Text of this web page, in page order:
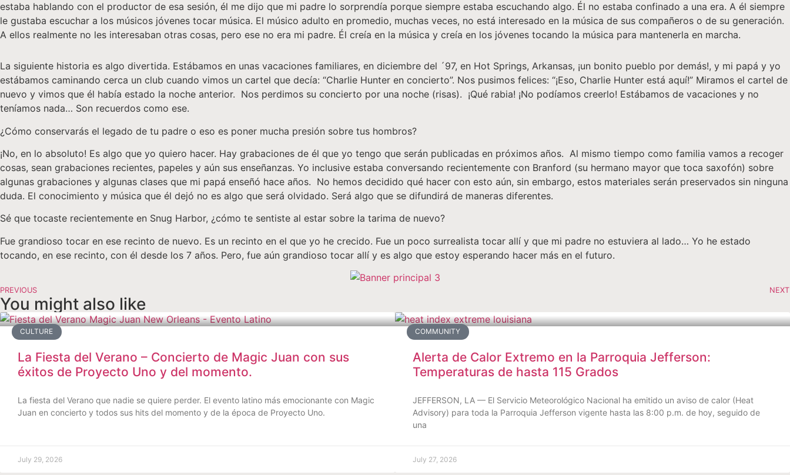
estaba hablando con el productor de esa sesión, él me dijo que mi padre lo sorprendía porque siempre estaba escuchando algo. Él no estaba confinado a una era. A él siempre
le gustaba escuchar a los músicos jóvenes tocar música. El músico adulto en promedio, muchas veces, no está interesado en la música de sus compañeros o de su generación.
A ellos realmente no les interesaban otras cosas, pero ese no era mi padre. Él creía en la música y creía en los jóvenes tocando la música para mantenerla en marcha.
La siguiente historia es algo divertida. Estábamos en unas vacaciones familiares, en diciembre del ´97, en Hot Springs, Arkansas, ¡un bonito pueblo por demás!, y mi papá y yo
estábamos caminando cerca un club cuando vimos un cartel que decía: “Charlie Hunter en concierto”. Nos pusimos felices: “¡Eso, Charlie Hunter está aquí!” Miramos el cartel de
nuevo y vimos que él había estado la noche anterior. Nos perdimos su concierto por una noche (risas). ¡Qué rabia! ¡No podíamos creerlo! Estábamos de vacaciones y no
teníamos nada… Son recuerdos como ese.
¿Cómo conservarás el legado de tu padre o eso es poner mucha presión sobre tus hombros?
¡No, en lo absoluto! Es algo que yo quiero hacer. Hay grabaciones de él que yo tengo que serán publicadas en próximos años. Al mismo tiempo como familia vamos a recoger
cosas, sean grabaciones recientes, papeles y aún sus enseñanzas. Yo inclusive estaba conversando recientemente con Branford (su hermano mayor que toca saxofón) sobre
algunas grabaciones y algunas clases que mi papá enseñó hace años. No hemos decidido qué hacer con esto aún, sin embargo, estos materiales serán preservados sin ninguna
duda. El conocimiento y música que él dejó no es algo que será olvidado. Será algo que se difundirá de maneras diferentes.
Sé que tocaste recientemente en Snug Harbor, ¿cómo te sentiste al estar sobre la tarima de nuevo?
Fue grandioso tocar en ese recinto de nuevo. Es un recinto en el que yo he crecido. Fue un poco surrealista tocar allí y que mi padre no estuviera al lado… Yo he estado
tocando, en ese recinto, con él desde los 7 años. Pero, fue aún grandioso tocar allí y es algo que estoy esperando hacer más en el futuro.
PREVIOUS NEXT
You might also like
CULTURE
La Fiesta del Verano – Concierto de Magic Juan con sus
éxitos de Proyecto Uno y del momento.
La fiesta del Verano que nadie se quiere perder. El evento latino más emocionante con Magic
Juan en concierto y todos sus hits del momento y de la época de Proyecto Uno.
July 29, 2026
COMMUNITY
Alerta de Calor Extremo en la Parroquia Jefferson:
Temperaturas de hasta 115 Grados
JEFFERSON, LA — El Servicio Meteorológico Nacional ha emitido un aviso de calor (Heat
Advisory) para toda la Parroquia Jefferson vigente hasta las 8:00 p.m. de hoy, seguido de
una
July 27, 2026